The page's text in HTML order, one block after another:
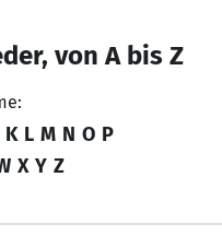
von A bis Z
K L M N O P
X Y Z